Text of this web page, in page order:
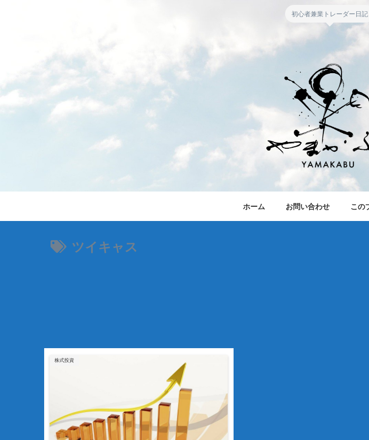
初心者兼業トレーダー日記
ホーム お問い合わせ この
ツイキャス
株式投資